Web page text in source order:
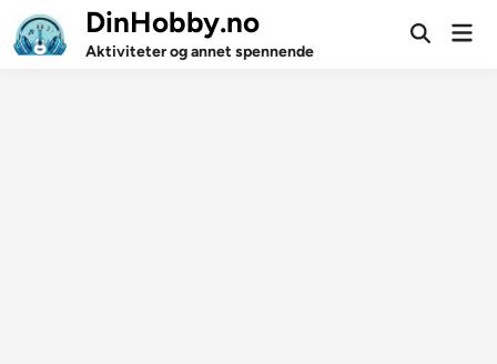
Skip
to
DinHobby.no
Aktiviteter og annet spennende
Open